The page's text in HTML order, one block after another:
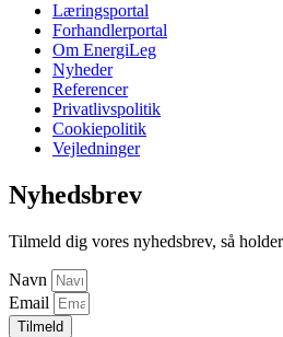
Læringsportal
Forhandlerportal
Om EnergiLeg
Nyheder
Referencer
Privatlivspolitik
Cookiepolitik
Vejledninger
Nyhedsbrev
Tilmeld dig vores nyhedsbrev, så
Navn
Email
Tilmeld